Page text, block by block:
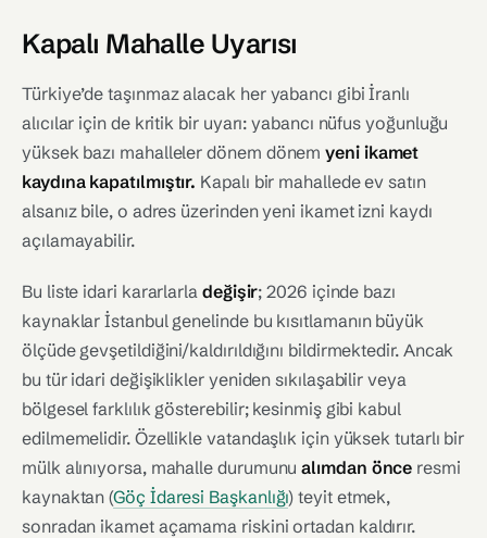
Kapalı Mahalle Uyarısı
Türkiye’de taşınmaz alacak her yabancı gibi İranlı
alıcılar için de kritik bir uyarı: yabancı nüfus yoğunluğu
yüksek bazı mahalleler dönem dönemyeni ikamet
kaydına kapatılmıştır. Kapalı bir mahallede ev satın
alsanız bile, o adres üzerinden yeni ikamet izni kaydı
açılamayabilir.
Bu liste idari kararlarla değişir; 2026 içinde bazı
kaynaklar İstanbul genelinde bu kısıtlamanın büyük
ölçüde gevşetildiğini/kaldırıldığını bildirmektedir. Ancak
bu tür idari değişiklikler yeniden sıkılaşabilir veya
bölgesel farklılık gösterebilir; kesinmiş gibi kabul
edilmemelidir. Özellikle vatandaşlık için yüksek tutarlı bir
mülk alınıyorsa, mahalle durumunualımdan önce resmi
kaynaktan (Göç İdaresi Başkanlığı) teyit etmek,
sonradan ikamet açamama riskini ortadan kaldırır.